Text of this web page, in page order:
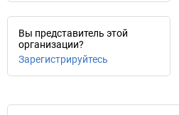
Вы представитель этой
организации?
Зарегистрируйтесь